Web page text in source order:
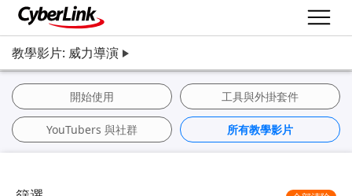
教學影片: 威力導演
開始使用 工具與外掛套件
YouTubers 與社群 所有教學影片